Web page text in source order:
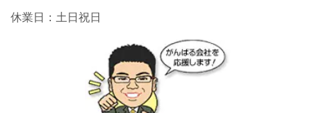
休業日：土日祝日